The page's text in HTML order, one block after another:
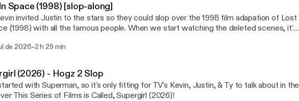
Space (1998) [slop-along]
invited Justin to the stars so they could slop over the 1998 film adapation of Lost
(1998) with all the famous people. When we start watching the deleted scenes, it's
alongs: Master of Disguise (2002)
de 2026-2 h 29 min
(2026) - Hogz 2 Slop
with Superman, so it's only fitting for TV's Kevin, Justin, & Ty to talk about in the
This Series of Films is Called, Supergirl (2026)!